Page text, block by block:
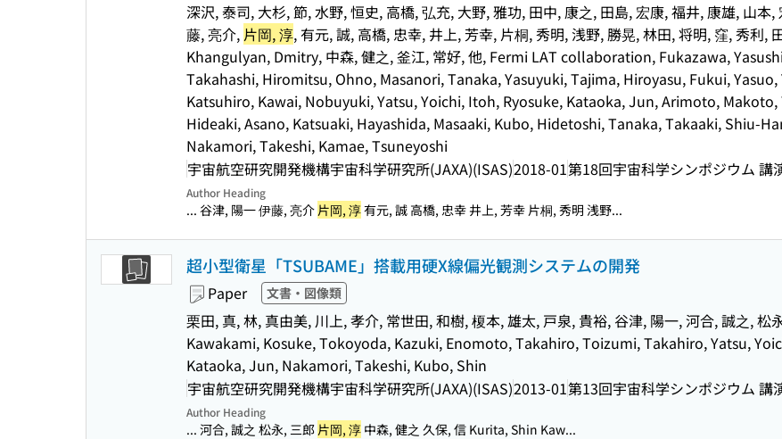
深沢, 泰司, 大杉, 節, 水野, 恒史, 高橋, 弘充, 大野, 雅功, 田中, 康之, 田島, 宏康, 福井, 康雄, 山本
藤, 亮介, 片岡, 淳, 有元, 誠, 高橋, 忠幸, 井上, 芳幸, 片桐, 秀明, 浅野, 勝晃, 林田, 将明, 窪, 秀利
Khangulyan, Dmitry, 中森, 健之, 釜江, 常好, 他, Fermi LAT collaboration, Fukazawa,
Takahashi, Hiromitsu, Ohno, Masanori, Tanaka, Yasuyuki, Tajima, Hiroyasu, Fukui,
Katsuhiro, Kawai, Nobuyuki, Yatsu, Yoichi, Itoh, Ryosuke, Kataoka, Jun, Arimoto,
Hideaki, Asano, Katsuaki, Hayashida, Masaaki, Kubo, Hidetoshi, Tanaka, Takaaki, Shiu-
Nakamori, Takeshi, Kamae, Tsuneyoshi
宇宙航空研究開発機構宇宙科学研究所(JAXA)(ISAS)2018-01第18回宇宙科学シンポジウム 講
Author Heading
... 谷津, 陽一 伊藤, 亮介 片岡, 淳有元, 誠 高橋, 忠幸 井上, 芳幸 片桐, 秀明 浅野...
超小型衛星「TSUBAME」搭載用硬X線偏光観測システムの開発
Paper 文書・図像類
栗田, 真, 林, 真由美, 川上, 孝介, 常世田, 和樹, 榎本, 雄太, 戸泉, 貴裕, 谷津, 陽一, 河合, 誠之, 松
Kawakami, Kosuke, Tokoyoda, Kazuki, Enomoto, Takahiro, Toizumi, Takahiro, Yatsu,
Kataoka, Jun, Nakamori, Takeshi, Kubo, Shin
宇宙航空研究開発機構宇宙科学研究所(JAXA)(ISAS)2013-01第13回宇宙科学シンポジウム 講
Author Heading
... 河合, 誠之 松永, 三郎 片岡, 淳 中森, 健之 久保, 信 Kurita, Shin Kaw...